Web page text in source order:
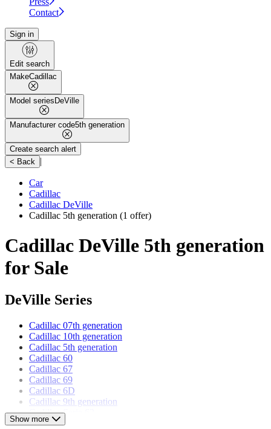
Contact
Sign in
Edit search
MakeCadillac
Model series DeVille
Manufacturer code5th generation
Create search alert
< Back |
Car
Cadillac
Cadillac DeVille
Cadillac 5th generation (1 offer)
Cadillac DeVille 5th generation
for Sale
DeVille Series
Cadillac 07th generation
Cadillac 10th generation
Cadillac 5th generation
Cadillac 60
Cadillac 67
Cadillac 69
Cadillac 6D
Cadillac 9th generation
Cadillac Serie 62
Cadillac Serie 6300
Show more